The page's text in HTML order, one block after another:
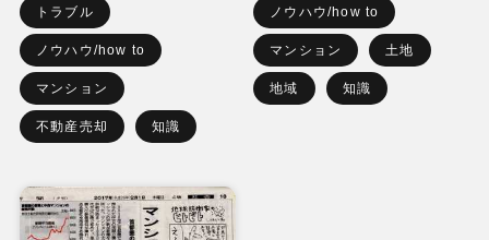
トラブル
ノウハウ/how to
マンション
不動産売却 知識
ノウハウ/how to
マンション 土地
地域 知識